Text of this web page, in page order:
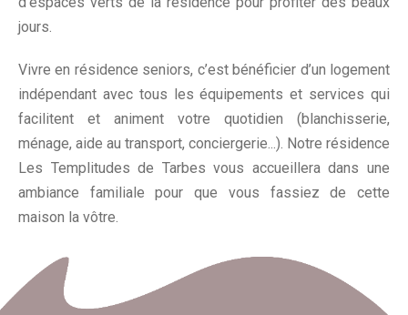
jours.
Vivre en résidence seniors, c’est bénéficier d’un logement
indépendant avec tous les équipements et services qui
facilitent et animent votre quotidien (blanchisserie,
ménage, aide au transport, conciergerie...). Notre résidence
Les Templitudes de Tarbes vous accueillera dans une
ambiance familiale pour que vous fassiez de cette
maison la vôtre.